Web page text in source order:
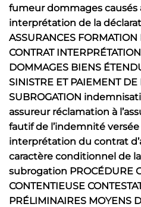
fumeur dommages
interprétation de la
ASSURANCES
CONTRAT
DOMMAGES BIENS
SINISTRE ET PAIEMENT DE
SUBROGATION
assureur réclamation à
fautif de l’indemnité
interprétation du contrat
caractère conditionnel de
subrogation PROCÉDURE
CONTENTIEUSE
PRÉLIMINAIRES MOYENS